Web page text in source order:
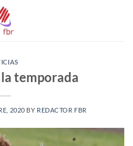
temporada
2020 BY REDACTOR FBR